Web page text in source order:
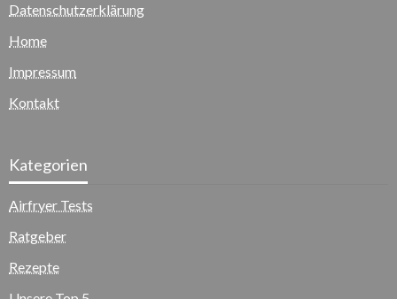
Datenschutzerklärung
Home
Impressum
Kontakt
Kategorien
Airfryer Tests
Ratgeber
Rezepte